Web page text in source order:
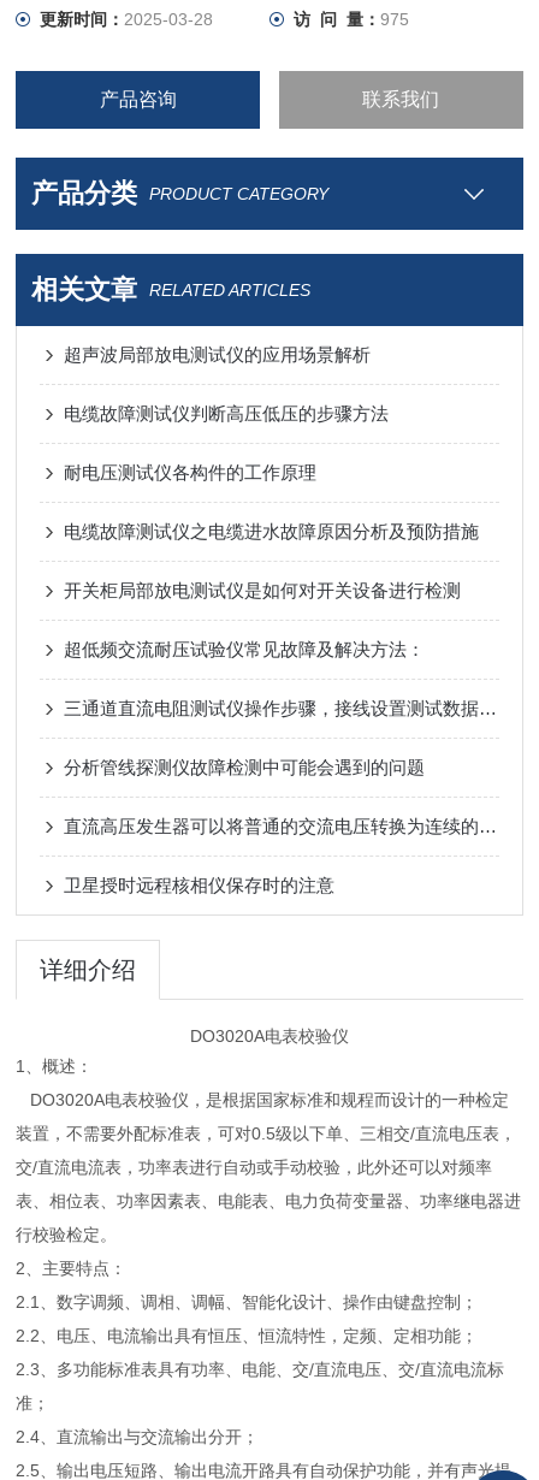
更新时间： 2025-03-28 访 问 量： 975
产品咨询 联系我们
产品分类 PRODUCT CATEGORY
相关文章 RELATED ARTICLES
超声波局部放电测试仪的应用场景解析
电缆故障测试仪判断高压低压的步骤方法
耐电压测试仪各构件的工作原理
电缆故障测试仪之电缆进水故障原因分析及预防措施
开关柜局部放电测试仪是如何对开关设备进行检测
超低频交流耐压试验仪常见故障及解决方法：
三通道直流电阻测试仪操作步骤，接线设置测试数据保存完整使用教程
分析管线探测仪故障检测中可能会遇到的问题
直流高压发生器可以将普通的交流电压转换为连续的高电压直流电
卫星授时远程核相仪保存时的注意
详细介绍
DO3020A电表校验仪
1、概述：
DO3020A电表校验仪，是根据国家标准和规程而设计的一种检定
装置，不需要外配标准表，可对0.5级以下单、三相交/直流电压表，
交/直流电流表，功率表进行自动或手动校验，此外还可以对频率
表、相位表、功率因素表、电能表、电力负荷变量器、功率继电器进
行校验检定。
2、主要特点：
2.1、数字调频、调相、调幅、智能化设计、操作由键盘控制；
2.2、电压、电流输出具有恒压、恒流特性，定频、定相功能；
2.3、多功能标准表具有功率、电能、交/直流电压、交/直流电流标
准；
2.4、直流输出与交流输出分开；
2.5、输出电压短路、输出电流开路具有自动保护功能，并有声光提